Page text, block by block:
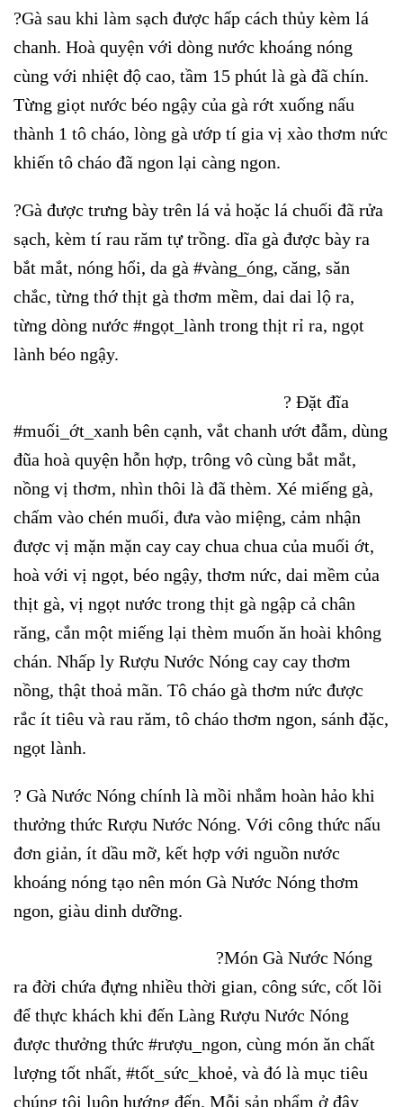
?Gà sau khi làm sạch được hấp cách thủy kèm lá
chanh. Hoà quyện với dòng nước khoáng nóng
cùng với nhiệt độ cao, tầm 15 phút là gà đã chín.
Từng giọt nước béo ngậy của gà rớt xuống nấu
thành 1 tô cháo, lòng gà ướp tí gia vị xào thơm nức
khiến tô cháo đã ngon lại càng ngon.
?Gà được trưng bày trên lá vả hoặc lá chuối đã rửa
sạch, kèm tí rau răm tự trồng. dĩa gà được bày ra
bắt mắt, nóng hổi, da gà #vàng_óng, căng, săn
chắc, từng thớ thịt gà thơm mềm, dai dai lộ ra,
từng dòng nước #ngọt_lành trong thịt rỉ ra, ngọt
lành béo ngậy.
? Đặt đĩa
#muối_ớt_xanh bên cạnh, vắt chanh ướt đẫm, dùng
đũa hoà quyện hỗn hợp, trông vô cùng bắt mắt,
nồng vị thơm, nhìn thôi là đã thèm. Xé miếng gà,
chấm vào chén muối, đưa vào miệng, cảm nhận
được vị mặn mặn cay cay chua chua của muối ớt,
hoà với vị ngọt, béo ngậy, thơm nức, dai mềm của
thịt gà, vị ngọt nước trong thịt gà ngập cả chân
răng, cắn một miếng lại thèm muốn ăn hoài không
chán. Nhấp ly Rượu Nước Nóng cay cay thơm
nồng, thật thoả mãn. Tô cháo gà thơm nức được
rắc ít tiêu và rau răm, tô cháo thơm ngon, sánh đặc,
ngọt lành.
? Gà Nước Nóng chính là mồi nhắm hoàn hảo khi
thưởng thức Rượu Nước Nóng. Với công thức nấu
đơn giản, ít dầu mỡ, kết hợp với nguồn nước
khoáng nóng tạo nên món Gà Nước Nóng thơm
ngon, giàu dinh dưỡng.
?Món Gà Nước Nóng
ra đời chứa đựng nhiều thời gian, công sức, cốt lõi
để thực khách khi đến Làng Rượu Nước Nóng
được thưởng thức #rượu_ngon, cùng món ăn chất
lượng tốt nhất, #tốt_sức_khoẻ, và đó là mục tiêu
chúng tôi luôn hướng đến. Mỗi sản phẩm ở đây